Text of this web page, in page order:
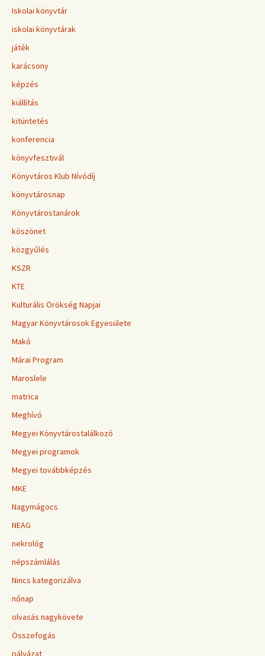
Iskolai könyvtár
iskolai könyvtárak
játék
karácsony
képzés
kiállítás
kitüntetés
konferencia
könyvfesztivál
Könyvtáros Klub Nívódíj
könyvtárosnap
Könyvtárostanárok
köszönet
közgyűlés
KSZR
KTE
Kulturális Örökség Napjai
Magyar Könyvtárosok Egyesülete
Makó
Márai Program
Maroslele
matrica
Meghívó
Megyei Könyvtárostalálkozó
Megyei programok
Megyei továbbképzés
MKE
Nagymágocs
NEAG
nekrológ
népszámlálás
Nincs kategorizálva
nőnap
olvasás nagykövete
Összefogás
pályázat